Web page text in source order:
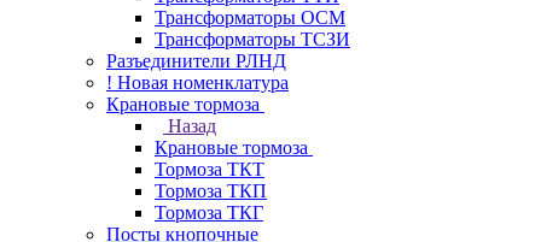
Трансформаторы ОСМ
Трансформаторы ТСЗИ
Разъединители РЛНД
! Новая номенклатура
Крановые тормоза
Назад
Крановые тормоза
Тормоза ТКТ
Тормоза ТКП
Тормоза ТКГ
Посты кнопочные